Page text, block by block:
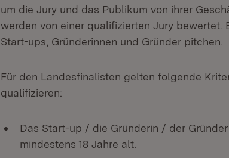
um die Jury und das Publikum von ihrer
werden von einer qualifizierten Jury bewertet.
Start-ups, Gründerinnen und Gründer pitchen.
Für den Landesfinalisten gelten folgende
qualifizieren:
Das Start-up / die Gründerin / der
mindestens 18 Jahre alt.